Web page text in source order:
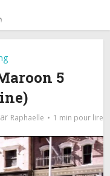
5
Raphaelle 1 min pour lire